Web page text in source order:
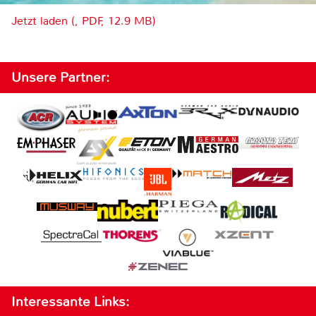
Jetzt laden (, PDF, 12.9 MB)
Unsere Partner:
Interessante Links: